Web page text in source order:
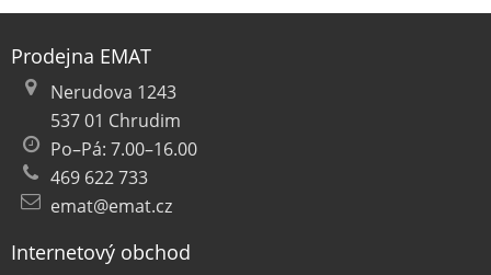
Prodejna EMAT
Nerudova 1243
537 01 Chrudim
Po–Pá: 7.00–16.00
469 622 733
emat@emat.cz
Internetový obchod